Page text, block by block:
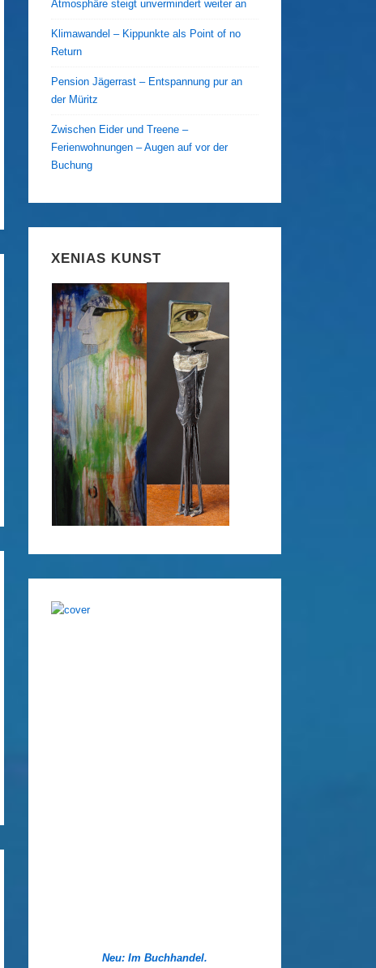
Atmosphäre steigt unvermindert weiter an
Klimawandel – Kippunkte als Point of no
Return
Pension Jägerrast – Entspannung pur an
der Müritz
Zwischen Eider und Treene –
Ferienwohnungen – Augen auf vor der
Buchung
XENIAS KUNST
Neu: Im Buchhandel.